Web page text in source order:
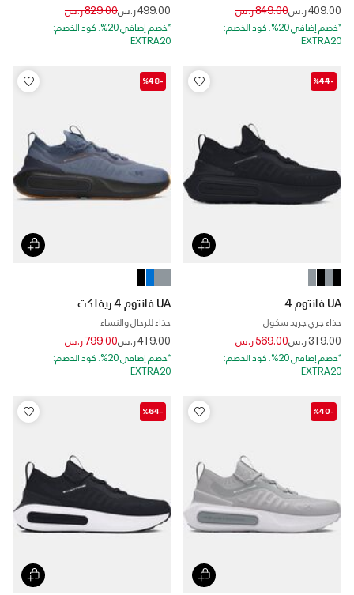
409.00 ر.س Price reduced from
849.00 ر.س to
*خصم إضافي 20%. كود الخصم:
EXTRA20
499.00 ر.س Price reduced from
829.00 ر.س to
*خصم إضافي 20%. كود الخصم:
EXTRA20
-%44
UA فانتوم 4
حذاء جري جريد سكول
319.00 ر.س Price reduced from
569.00 ر.س to
*خصم إضافي 20%. كود الخصم:
EXTRA20
-%48
UA فانتوم 4 ريفلكت
حذاء للرجال والنساء
419.00 ر.س Price reduced from
799.00 ر.س to
*خصم إضافي 20%. كود الخصم:
EXTRA20
-%40
-%64